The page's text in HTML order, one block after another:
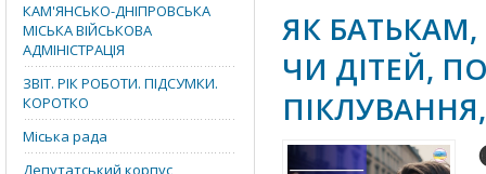
КАМ'ЯНСЬКО-ДНІПРОВСЬКА
МІСЬКА ВІЙСЬКОВА
АДМІНІСТРАЦІЯ
ЗВІТ. РІК РОБОТИ. ПІДСУМКИ.
КОРОТКО
Міська рада
Депутатський корпус
ЯК
ЧИ ДІТЕЙ,